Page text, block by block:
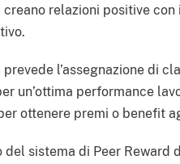
creano relazioni positive
prevede l’assegnazione di
un’ottima performance
ottenere premi o benefit
del sistema di Peer Reward